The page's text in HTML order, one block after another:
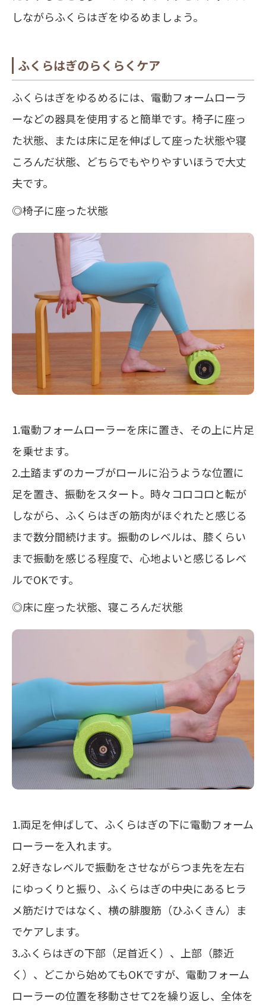
しながらふくらはぎをゆるめましょう。
ふくらはぎのらくらくケア
ふくらはぎをゆるめるには、電動フォームローラ
ーなどの器具を使用すると簡単です。椅子に座っ
た状態、または床に足を伸ばして座った状態や寝
ころんだ状態、どちらでもやりやすいほうで大丈
夫です。
◎椅子に座った状態
1.電動フォームローラーを床に置き、その上に片足
を乗せます。
2.土踏まずのカーブがロールに沿うような位置に
足を置き、振動をスタート。時々コロコロと転が
しながら、ふくらはぎの筋肉がほぐれたと感じる
まで数分間続けます。振動のレベルは、膝くらい
まで振動を感じる程度で、心地よいと感じるレベ
ルでOKです。
◎床に座った状態、寝ころんだ状態
1.両足を伸ばして、ふくらはぎの下に電動フォーム
ローラーを入れます。
2.好きなレベルで振動をさせながらつま先を左右
にゆっくりと振り、ふくらはぎの中央にあるヒラ
メ筋だけではなく、横の腓腹筋（ひふくきん）ま
でケアします。
3.ふくらはぎの下部（足首近く）、上部（膝近
く）、どこから始めてもOKですが、電動フォーム
ローラーの位置を移動させて2を繰り返し、全体を